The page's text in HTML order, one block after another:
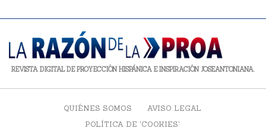
REVISTA DIGITAL DE PROYECCIÓN HISPÁNICA E INSPIRACIÓN JOSEANTONIANA.
QUIÉNES SOMOS
AVISO LEGAL
POLÍTICA DE 'COOKIES'